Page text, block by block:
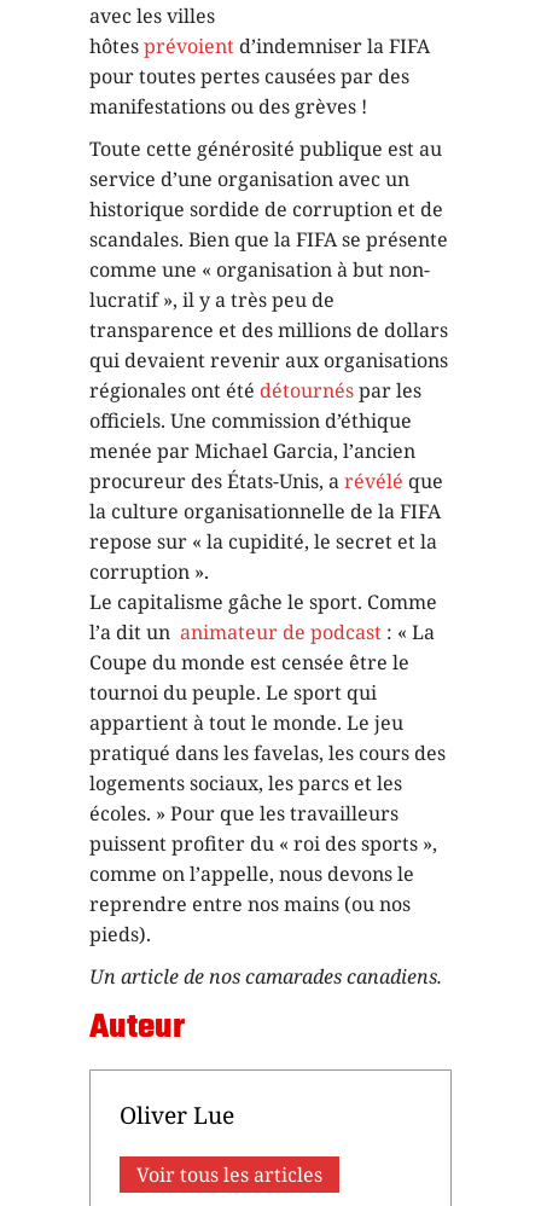
avec les villes
hôtesprévoientd’indemniser la FIFA
pour toutes pertes causées par des
manifestations ou des grèves !
Toute cette générosité publique est au
service d’une organisation avec un
historique sordide de corruption et de
scandales. Bien que la FIFA se présente
comme une « organisation à but non-
lucratif », il y a très peu de
transparence et des millions de dollars
qui devaient revenir aux organisations
régionales ont été détournéspar les
officiels. Une commission d’éthique
menée par Michael Garcia, l’ancien
procureur des États-Unis, arévélé que
la culture organisationnelle de la FIFA
repose sur « la cupidité, le secret et la
corruption ».
Le capitalisme gâche le sport. Comme
l’a dit un animateur de podcast : « La
Coupe du monde est censée être le
tournoi du peuple. Le sport qui
appartient à tout le monde. Le jeu
pratiqué dans les favelas, les cours des
logements sociaux, les parcs et les
écoles. » Pour que les travailleurs
puissent profiter du « roi des sports »,
comme on l’appelle, nous devons le
reprendre entre nos mains (ou nos
pieds).
Un article de nos camarades canadiens.
Auteur
Oliver Lue
Voir tous les articles